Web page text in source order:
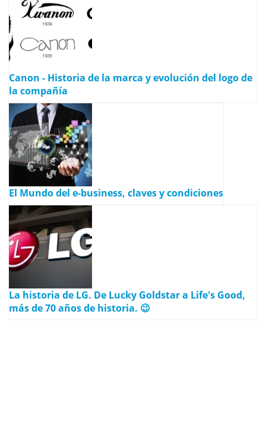
Canon - Historia de la marca y evolución del logo de
la compañía
El Mundo del e-business, claves y condiciones
La historia de LG. De Lucky Goldstar a Life's Good,
más de 70 años de historia. 😉